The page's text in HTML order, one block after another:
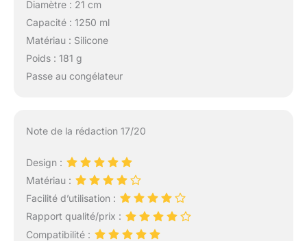
Diamètre : 21 cm
Capacité : 1250 ml
Matériau : Silicone
Poids : 181 g
Passe au congélateur
Note de la rédaction 17/20
Design :
Matériau :
Facilité d’utilisation :
Rapport qualité/prix :
Compatibilité :